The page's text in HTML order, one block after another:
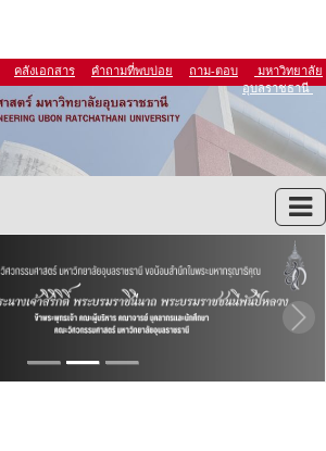
คลังเอกสาร คำถามที่พบบ่อย ถาม-ตอบ
มหาวิทยาลัย
อุบลราชธานี